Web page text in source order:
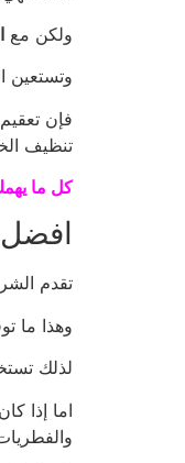
ولكن مع
وتستعين
فإن
تنظيف
كل ما
تقدم
وهذا ما
لذلك
اما إذا